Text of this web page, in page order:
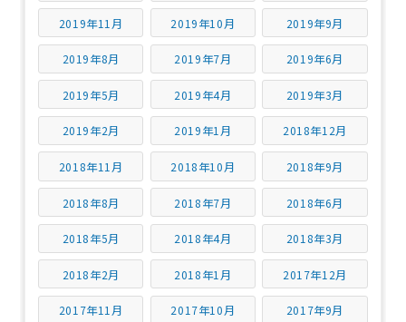
2019年11月 2019年10月 2019年9月
2019年8月 2019年7月 2019年6月
2019年5月 2019年4月 2019年3月
2019年2月 2019年1月 2018年12月
2018年11月 2018年10月 2018年9月
2018年8月 2018年7月 2018年6月
2018年5月 2018年4月 2018年3月
2018年2月 2018年1月 2017年12月
2017年11月 2017年10月 2017年9月